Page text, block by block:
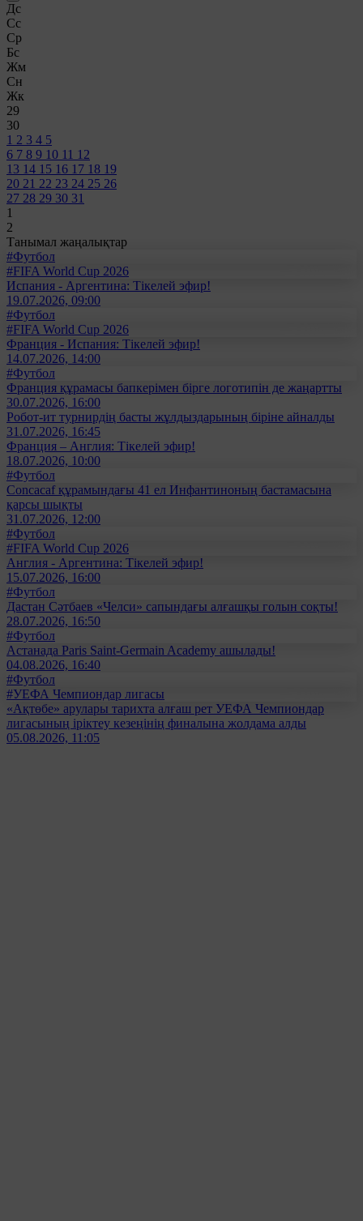
Дс
Сс
Ср
Бс
Жм
Сн
Жк
29
30
1 2 3 4 5
6 7 8 9 10 11 12
13 14 15 16 17 18 19
20 21 22 23 24 25 26
27 28 29 30 31
1
2
Танымал жаңалықтар
#Футбол
#FIFA World Cup 2026
Испания - Аргентина: Тікелей эфир!
19.07.2026, 09:00
#Футбол
#FIFA World Cup 2026
Франция - Испания: Тікелей эфир!
14.07.2026, 14:00
#Футбол
Франция құрамасы бапкерімен бірге логотипін де жаңартты
30.07.2026, 16:00
Робот-ит турнирдің басты жұлдыздарының біріне айналды
31.07.2026, 16:45
Франция – Англия: Тікелей эфир!
18.07.2026, 10:00
#Футбол
Concacaf құрамындағы 41 ел Инфантиноның бастамасына
қарсы шықты
31.07.2026, 12:00
#Футбол
#FIFA World Cup 2026
Англия - Аргентина: Тікелей эфир!
15.07.2026, 16:00
#Футбол
Дастан Сәтбаев «Челси» сапындағы алғашқы голын соқты!
28.07.2026, 16:50
#Футбол
Астанада Paris Saint-Germain Academy ашылады!
04.08.2026, 16:40
#Футбол
#УЕФА Чемпиондар лигасы
«Ақтөбе» арулары тарихта алғаш рет УЕФА Чемпиондар
лигасының іріктеу кезеңінің финалына жолдама алды
05.08.2026, 11:05